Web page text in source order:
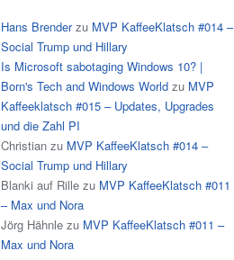
Hans Brenderzu MVP KaffeeKlatsch #014 –
Social Trump und Hillary
Is Microsoft sabotaging Windows 10? |
Born's Tech and Windows World zu MVP
Kaffeeklatsch #015 – Updates, Upgrades
und die Zahl PI
Christian zu MVP KaffeeKlatsch #014 –
Social Trump und Hillary
Blanki auf Rille zu MVP KaffeeKlatsch #011
– Max und Nora
Jörg Hähnle zu MVP KaffeeKlatsch #011 –
Max und Nora